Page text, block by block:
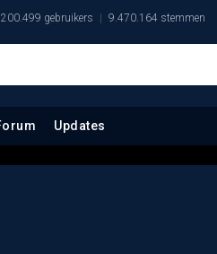
200.499 gebruikers 9.470.164 stemmen
Updates